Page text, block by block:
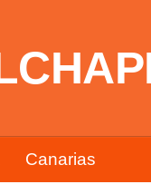
Canarias